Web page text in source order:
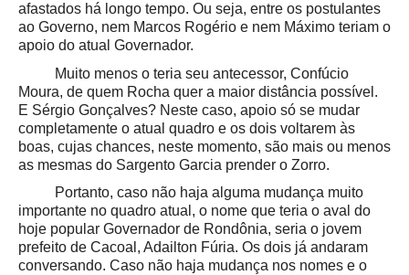
afastados há longo tempo. Ou seja, entre os postulantes
ao Governo, nem Marcos Rogério e nem Máximo teriam o
apoio do atual Governador.
Muito menos o teria seu antecessor, Confúcio
Moura, de quem Rocha quer a maior distância possível.
E Sérgio Gonçalves? Neste caso, apoio só se mudar
completamente o atual quadro e os dois voltarem às
boas, cujas chances, neste momento, são mais ou menos
as mesmas do Sargento Garcia prender o Zorro.
Portanto, caso não haja alguma mudança muito
importante no quadro atual, o nome que teria o aval do
hoje popular Governador de Rondônia, seria o jovem
prefeito de Cacoal, Adailton Fúria. Os dois já andaram
conversando. Caso não haja mudança nos nomes e o